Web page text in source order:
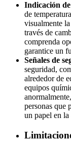
Indicación
de
visualmente
través de
comprenda
garantice un
Señales de
seguridad,
alrededor de
equipos
personas que
un papel en